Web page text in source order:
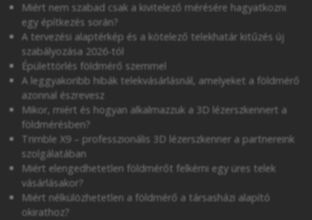
Miért nem szabad csak a kivitelező mérésére hagyatkozni
egy építkezés során?
A tervezési alaptérkép és a kötelező telekhatár kitűzés új
szabályozása 2026-tól
Épülettörlés földmérő szemmel
A leggyakoribb hibák telekvásárlásnál, amelyeket a földmérő
azonnal észrevesz
Mikor, miért és hogyan alkalmazzuk a 3D lézerszkennert a
földmérésben?
Trimble X9 – professzionális 3D lézerszkenner a partnereink
szolgálatában
Miért elengedhetetlen földmérőt felkérni egy üres telek
vásárlásakor?
Miért nélkülözhetetlen a földmérő a társasházi alapító
okirathoz?